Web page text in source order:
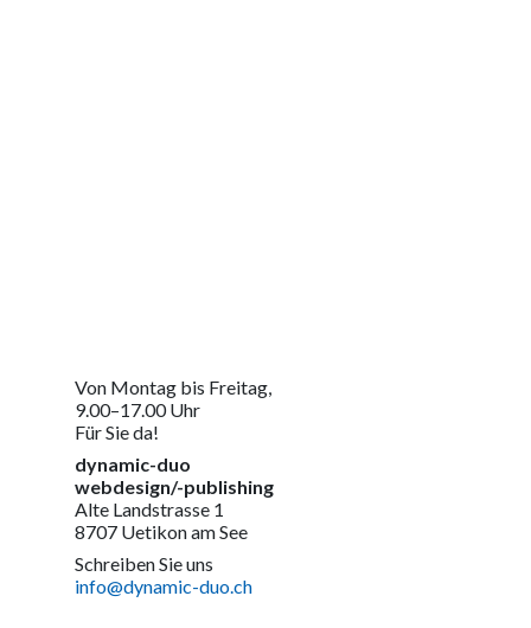
Von Montag bis Freitag,
9.00–17.00 Uhr
Für Sie da!
dynamic-duo
webdesign/-publishing
Alte Landstrasse 1
8707 Uetikon am See
Schreiben Sie uns
info@dynamic-duo.ch